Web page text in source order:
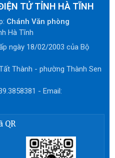
TỬ TỈNH HÀ TĨNH
Chánh Văn phòng
Hà Tĩnh
ngày 18/02/2003 của Bộ
Thành - phường Thành Sen
- Email:
QR